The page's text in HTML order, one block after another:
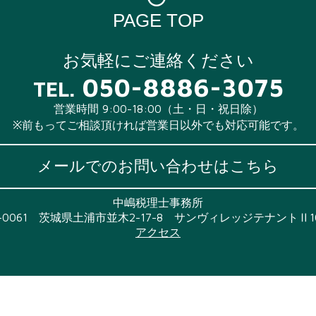
PAGE TOP
お気軽にご連絡ください
TEL. 050-8886-3075
営業時間 9:00-18:00（土・日・祝日除）
※前もってご相談頂ければ営業日以外でも対応可能です。
メールでのお問い合わせはこちら
中嶋税理士事務所
茨城県土浦市並木2-17-8 サンヴィレッジテナント
アクセス